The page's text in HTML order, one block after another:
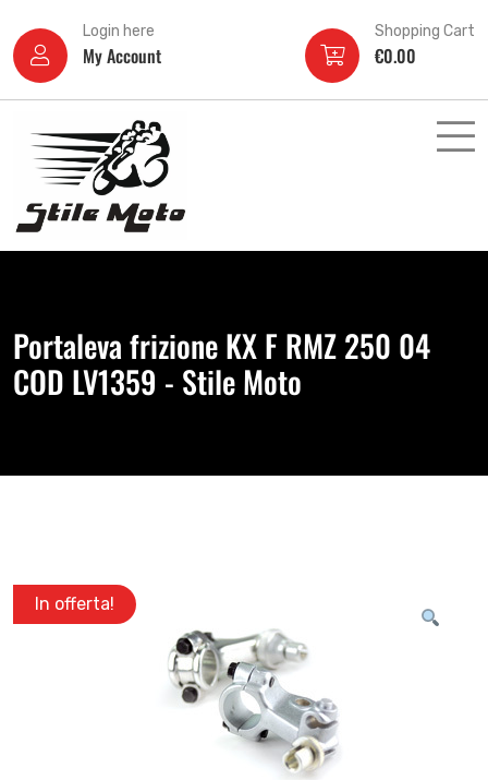
Login here
My Account
Shopping Cart
€0.00
Portaleva frizione KX F RMZ 250 04
COD LV1359 - Stile Moto
In offerta!